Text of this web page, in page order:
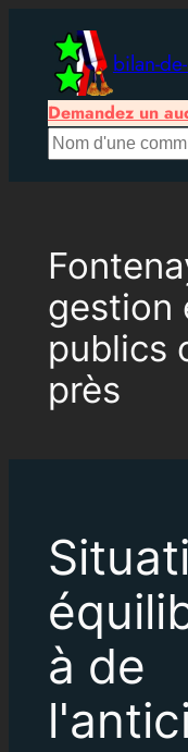
contenu
bilan-
Demandez un
Rechercher
gestion
publics
près
à de